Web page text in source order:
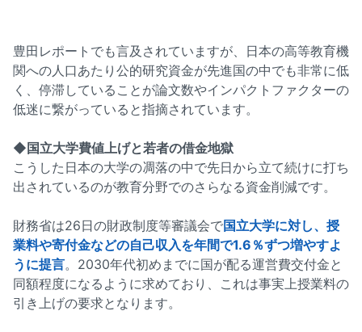
豊田レポートでも言及されていますが、日本の高等教育機
関への人口あたり公的研究資金が先進国の中でも非常に低
く、停滞していることが論文数やインパクトファクターの
低迷に繋がっていると指摘されています。
◆国立大学費値上げと若者の借金地獄
こうした日本の大学の凋落の中で先日から立て続けに打ち
出されているのが教育分野でのさらなる資金削減です。
財務省は26日の財政制度等審議会で国立大学に対し、授
業料や寄付金などの自己収入を年間で1.6％ずつ増やすよ
うに提言。2030年代初めまでに国が配る運営費交付金と
同額程度になるように求めており、これは事実上授業料の
引き上げの要求となります。